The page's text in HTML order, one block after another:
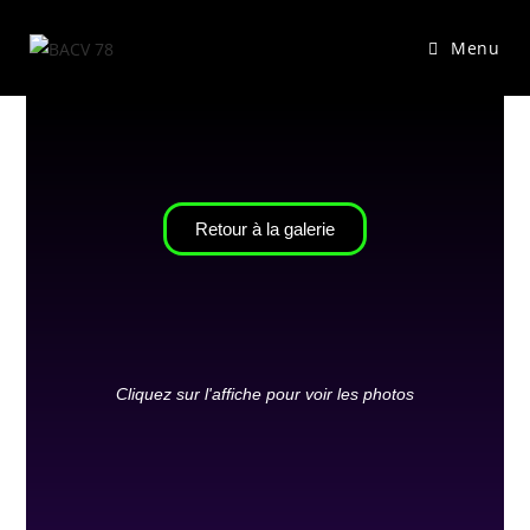
Menu
Retour à la galerie
Cliquez sur l'affiche pour voir les photos